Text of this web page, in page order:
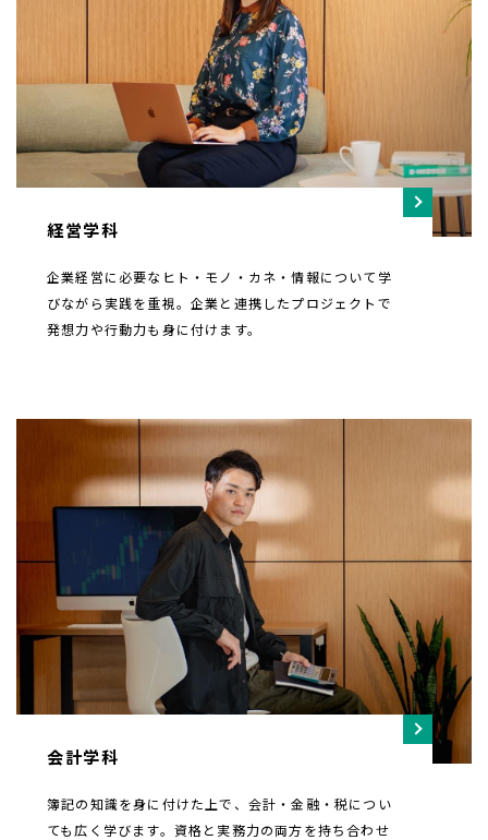
経営学科
企業経営に必要なヒト・モノ・カネ・情報について学
びながら実践を重視。企業と連携したプロジェクトで
発想力や行動力も身に付けます。
会計学科
簿記の知識を身に付けた上で、会計・金融・税につい
ても広く学びます。資格と実務力の両方を持ち合わせ